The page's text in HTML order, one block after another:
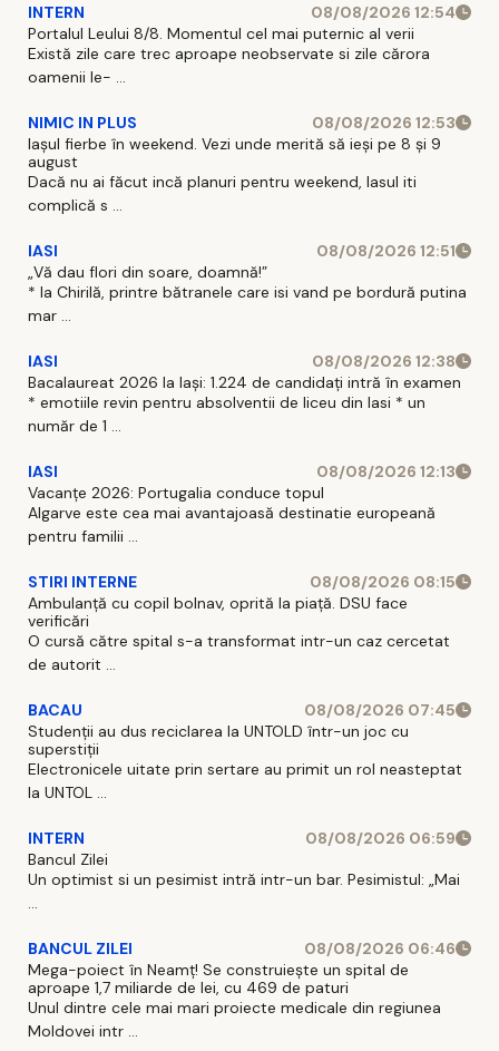
INTERN
08/08/2026 12:54
Portalul Leului 8/8. Momentul cel mai puternic al verii
Există zile care trec aproape neobservate si zile cărora
oamenii le- ...
NIMIC IN PLUS
08/08/2026 12:53
Iașul fierbe în weekend. Vezi unde merită să ieși pe 8 și 9
august
Dacă nu ai făcut incă planuri pentru weekend, Iasul iti
complică s ...
IASI
08/08/2026 12:51
„Vă dau flori din soare, doamnă!”
* la Chirilă, printre bătranele care isi vand pe bordură putina
mar ...
IASI
08/08/2026 12:38
Bacalaureat 2026 la Iași: 1.224 de candidați intră în examen
* emotiile revin pentru absolventii de liceu din Iasi * un
număr de 1 ...
IASI
08/08/2026 12:13
Vacanțe 2026: Portugalia conduce topul
Algarve este cea mai avantajoasă destinatie europeană
pentru familii ...
STIRI INTERNE
08/08/2026 08:15
Ambulanță cu copil bolnav, oprită la piață. DSU face
verificări
O cursă către spital s-a transformat intr-un caz cercetat
de autorit ...
BACAU
08/08/2026 07:45
Studenții au dus reciclarea la UNTOLD într-un joc cu
superstiții
Electronicele uitate prin sertare au primit un rol neasteptat
la UNTOL ...
INTERN
08/08/2026 06:59
Bancul Zilei
Un optimist si un pesimist intră intr-un bar. Pesimistul: „Mai
...
BANCUL ZILEI
08/08/2026 06:46
Mega-poiect în Neamț! Se construiește un spital de
aproape 1,7 miliarde de lei, cu 469 de paturi
Unul dintre cele mai mari proiecte medicale din regiunea
Moldovei intr ...